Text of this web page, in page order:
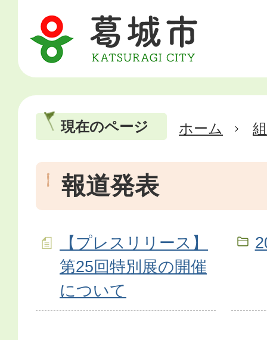
現在のページ ホーム
報道発表
【プレスリリース】
第25回特別展の開催
について